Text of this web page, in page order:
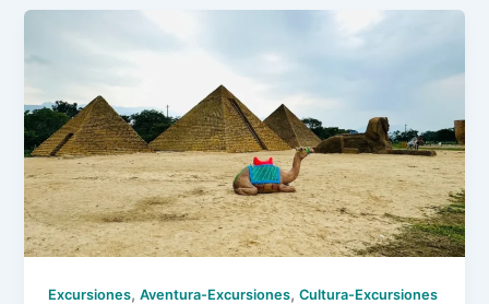
Excursiones,Aventura-Excursiones,Cultura-Excursiones